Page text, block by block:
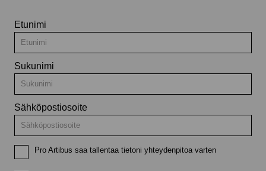
Etunimi
Sukunimi
Sähköpostiosoite
Pro Artibus saa tallentaa tietoni yhteydenpitoa varten